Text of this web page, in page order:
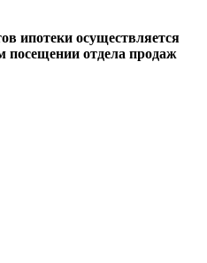
ипотеки осуществляется
посещении отдела продаж